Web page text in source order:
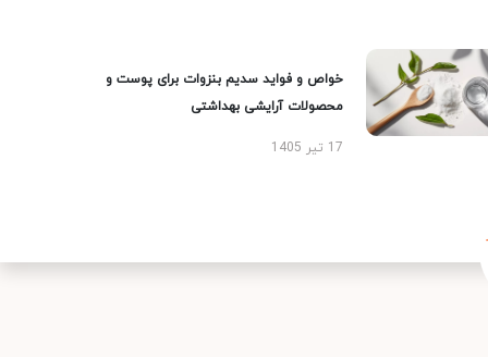
خواص و فواید سدیم بنزوات برای پوست و
محصولات آرایشی بهداشتی
17 تیر 1405